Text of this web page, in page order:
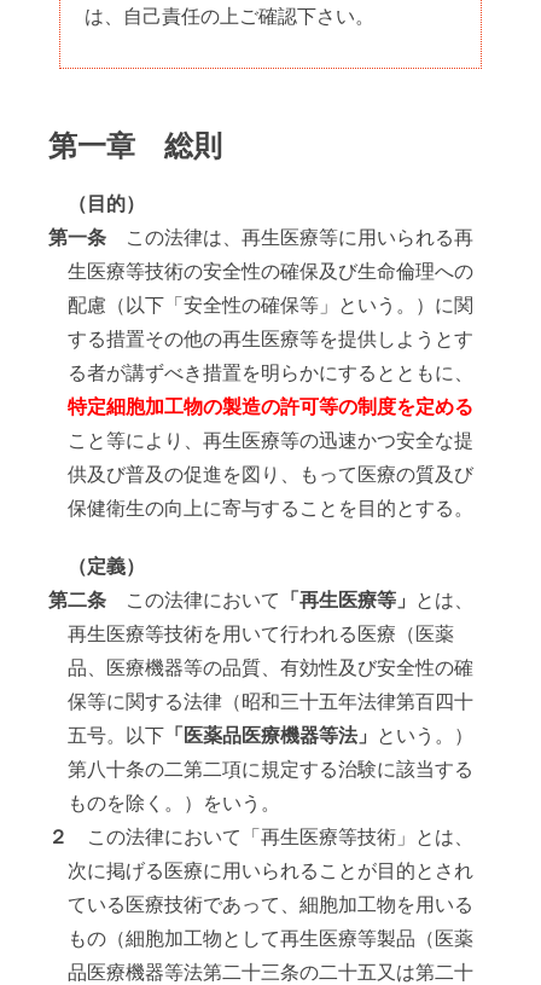
は、自己責任の上ご確認下さい。
第一章 総則
（目的）
第一条 この法律は、再生医療等に用いられる再
生医療等技術の安全性の確保及び生命倫理への
配慮（以下「安全性の確保等」という。）に関
する措置その他の再生医療等を提供しようとす
る者が講ずべき措置を明らかにするとともに、
特定細胞加工物の製造の許可等の制度を定める
こと等により、再生医療等の迅速かつ安全な提
供及び普及の促進を図り、もって医療の質及び
保健衛生の向上に寄与することを目的とする。
（定義）
第二条 この法律において 「再生医療等」 とは、
再生医療等技術を用いて行われる医療（医薬
品、医療機器等の品質、有効性及び安全性の確
保等に関する法律（昭和三十五年法律第百四十
五号。以下 「医薬品医療機器等法」 という。）
第八十条の二第二項に規定する治験に該当する
ものを除く。）をいう。
２
この法律において「再生医療等技術」とは、
次に掲げる医療に用いられることが目的とされ
ている医療技術であって、細胞加工物を用いる
もの（細胞加工物として再生医療等製品（医薬
品医療機器等法第二十三条の二十五又は第二十